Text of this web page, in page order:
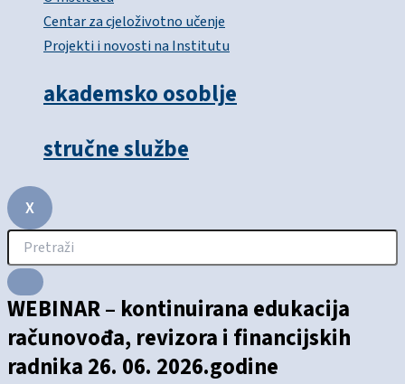
Centar za cjeloživotno učenje
Projekti i novosti na Institutu
akademsko osoblje
stručne službe
X
WEBINAR – kontinuirana edukacija
računovođa, revizora i financijskih
radnika 26. 06. 2026.godine